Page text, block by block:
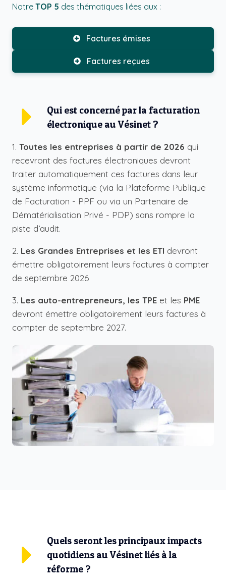
Notre TOP 5 des thématiques liées aux :
Factures émises
Factures reçues
Qui est concerné par la facturation
électronique au Vésinet ?
1. Toutes les entreprises à partir de 2026 qui
recevront des factures électroniques devront
traiter automatiquement ces factures dans leur
système informatique (via la Plateforme Publique
de Facturation - PPF ou via un Partenaire de
Dématérialisation Privé - PDP) sans rompre la
piste d’audit.
2. Les Grandes Entreprises et les ETI devront
émettre obligatoirement leurs factures à compter
de septembre 2026
3. Les auto-entrepreneurs, les TPE et les PME
devront émettre obligatoirement leurs factures à
compter de septembre 2027.
Quels seront les principaux impacts
quotidiens au Vésinet liés à la
réforme ?